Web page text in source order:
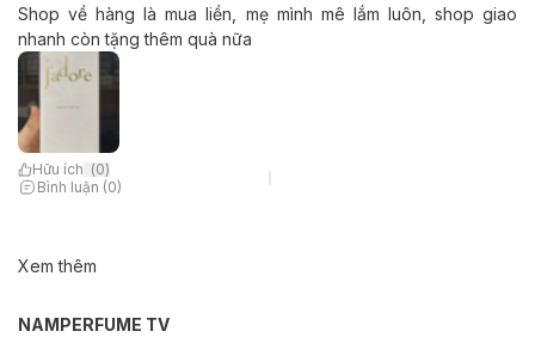
Shop về hàng là mua liền, mẹ mình mê lắm luôn, shop giao
nhanh còn tặng thêm quà nữa
Hữu ích (0)
Bình luận (0)
Xem thêm
NAMPERFUME TV